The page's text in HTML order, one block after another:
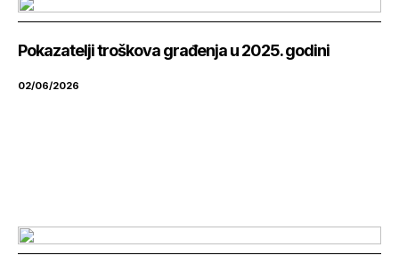
Pokazatelji troškova građenja u 2025. godini
02/06/2026